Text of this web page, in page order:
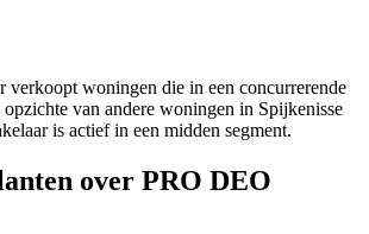
verkoopt woningen die in een concurrerende
van andere woningen in Spijkenisse
is actief in een midden segment.
over PRO DEO